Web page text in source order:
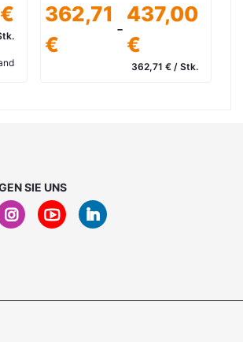
362,71
€
-
437,00
€
362,71 € / Stk.
SIE UNS